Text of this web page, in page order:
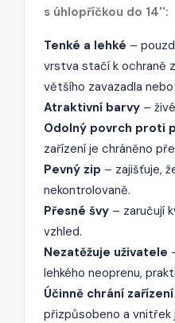
s úhlopříčkou do 14'':
Tenké a lehké –
vrstva stačí k ochraně
většího zavazadla
Atraktivní barvy –
Odolný povrch proti
zařízení je chráněno
Pevný zip – zajišťuje,
nekontrolovaně.
Přesné švy – zaručují
vzhled.
Nezatěžuje uživatele
lehkého neoprenu,
Účinně chrání zařízení
přizpůsobeno a